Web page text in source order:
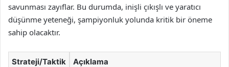
savunması zayıflar. Bu durumda, inişli çıkışlı ve yaratıcı
düşünme yeteneği, şampiyonluk yolunda kritik bir öneme
sahip olacaktır.
Strateji/Taktik Açıklama